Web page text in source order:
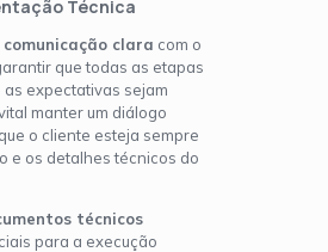
Técnica
comunicação clara com o
que todas as etapas
expectativas sejam
manter um diálogo
o cliente esteja sempre
e os detalhes técnicos do
técnicos
para a execução